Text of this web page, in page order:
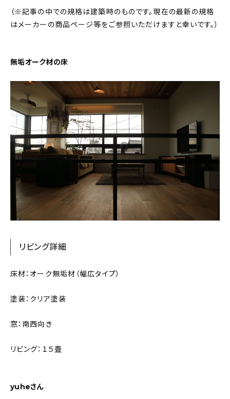
プライバシーポリシー
お問い合わせ
（※記事の中での規格は建築時のものです。現在の最新の規格
はメーカーの商品ページ等をご参照いただけますと幸いです。）
無垢オーク材の床
リビング詳細
床材：オーク無垢材（幅広タイプ）
塗装：クリア塗装
窓：南西向き
リビング：１５畳
yuheさん